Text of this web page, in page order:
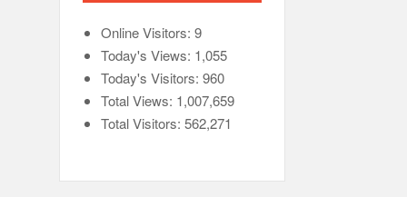
Online Visitors: 9
Today's Views: 1,055
Today's Visitors: 960
Total Views: 1,007,659
Total Visitors: 562,271